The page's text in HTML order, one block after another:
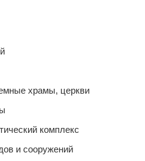
храмы, церкви
комплекс
и сооружений